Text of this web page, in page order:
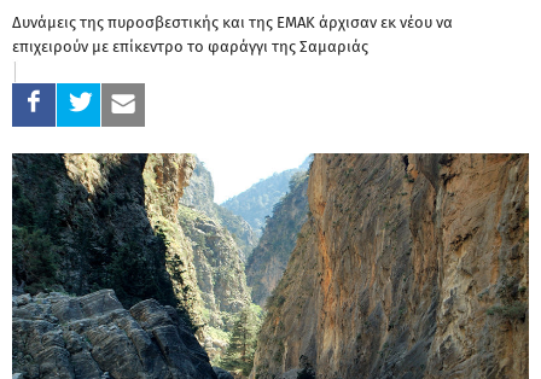
Δυνάμεις της πυροσβεστικής και της ΕΜΑΚ άρχισαν εκ νέου να
επιχειρούν με επίκεντρο το φαράγγι της Σαμαριάς